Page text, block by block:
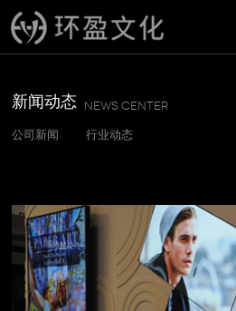
新闻动态 NEWS CENTER
公司新闻 行业动态